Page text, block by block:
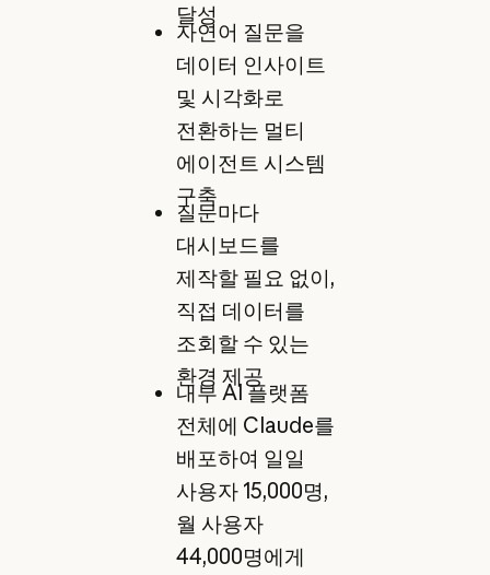
달성
자연어 질문을
데이터 인사이트
및 시각화로
전환하는 멀티
에이전트 시스템
구축
질문마다
대시보드를
제작할 필요 없이,
직접 데이터를
조회할 수 있는
환경 제공
내부 AI 플랫폼
전체에 Claude를
배포하여 일일
사용자 15,000명,
월 사용자
44,000명에게